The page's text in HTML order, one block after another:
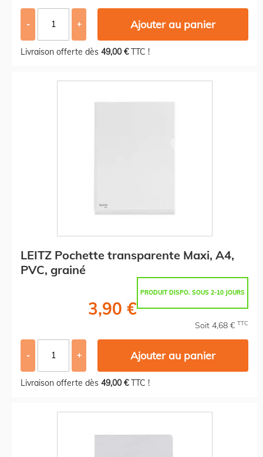
- + Ajouter au panier
Livraison offerte dès 49,00 €TTC !
LEITZ Pochette transparente Maxi, A4,
PVC, grainé
PRODUIT DISPO. SOUS 2-10 JOURS
3,90 €
Soit 4,68 € TTC
- + Ajouter au panier
Livraison offerte dès 49,00 €TTC !